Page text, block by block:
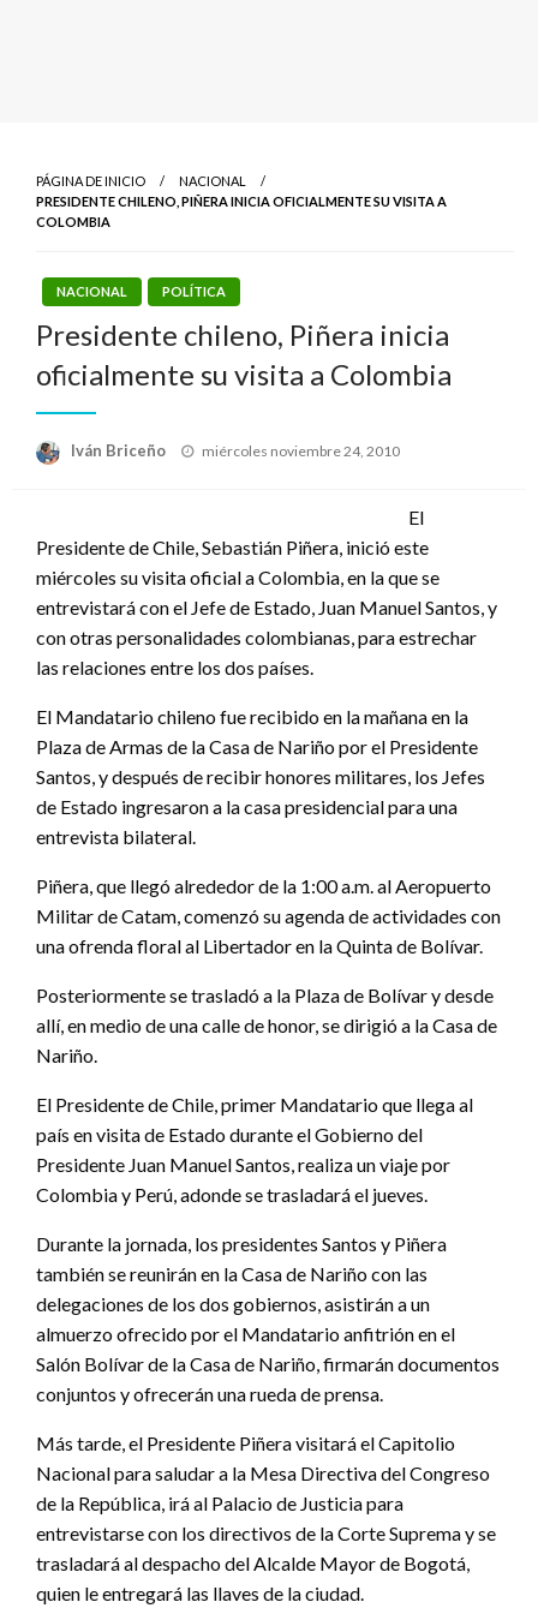
PÁGINA DE INICIO
NACIONAL
PRESIDENTE CHILENO, PIÑERA INICIA OFICIALMENTE SU VISITA A
COLOMBIA
NACIONAL POLÍTICA
Presidente chileno, Piñera inicia
oficialmente su visita a Colombia
Iván Briceño
Publicado
miércoles noviembre 24, 2010
El
Presidente de Chile, Sebastián Piñera, inició este
miércoles su visita oficial a Colombia, en la que se
entrevistará con el Jefe de Estado, Juan Manuel Santos, y
con otras personalidades colombianas, para estrechar
las relaciones entre los dos países.
El Mandatario chileno fue recibido en la mañana en la
Plaza de Armas de la Casa de Nariño por el Presidente
Santos, y después de recibir honores militares, los Jefes
de Estado ingresaron a la casa presidencial para una
entrevista bilateral.
Piñera, que llegó alrededor de la 1:00 a.m. al Aeropuerto
Militar de Catam, comenzó su agenda de actividades con
una ofrenda floral al Libertador en la Quinta de Bolívar.
Posteriormente se trasladó a la Plaza de Bolívar y desde
allí, en medio de una calle de honor, se dirigió a la Casa de
Nariño.
El Presidente de Chile, primer Mandatario que llega al
país en visita de Estado durante el Gobierno del
Presidente Juan Manuel Santos, realiza un viaje por
Colombia y Perú, adonde se trasladará el jueves.
Durante la jornada, los presidentes Santos y Piñera
también se reunirán en la Casa de Nariño con las
delegaciones de los dos gobiernos, asistirán a un
almuerzo ofrecido por el Mandatario anfitrión en el
Salón Bolívar de la Casa de Nariño, firmarán documentos
conjuntos y ofrecerán una rueda de prensa.
Más tarde, el Presidente Piñera visitará el Capitolio
Nacional para saludar a la Mesa Directiva del Congreso
de la República, irá al Palacio de Justicia para
entrevistarse con los directivos de la Corte Suprema y se
trasladará al despacho del Alcalde Mayor de Bogotá,
quien le entregará las llaves de la ciudad.